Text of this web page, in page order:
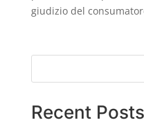
giudizio del
Recent Posts